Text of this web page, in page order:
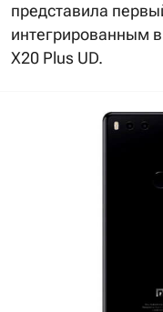
представила
интегрированным
X20 Plus UD.